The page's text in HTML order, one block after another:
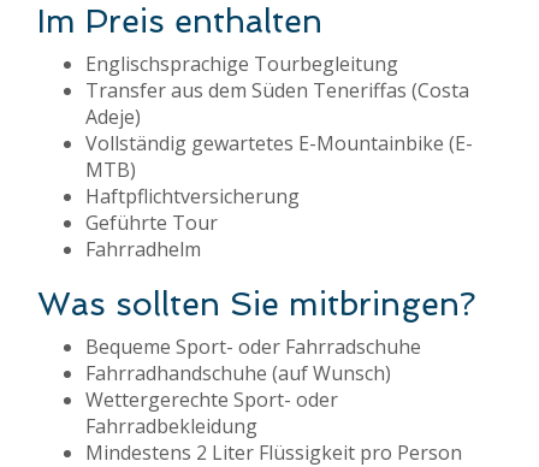
Im Preis enthalten
Englischsprachige Tourbegleitung
Transfer aus dem Süden Teneriffas (Costa
Adeje)
Vollständig gewartetes E-Mountainbike (E-
MTB)
Haftpflichtversicherung
Geführte Tour
Fahrradhelm
Was sollten Sie mitbringen?
Bequeme Sport- oder Fahrradschuhe
Fahrradhandschuhe (auf Wunsch)
Wettergerechte Sport- oder
Fahrradbekleidung
Mindestens 2 Liter Flüssigkeit pro Person